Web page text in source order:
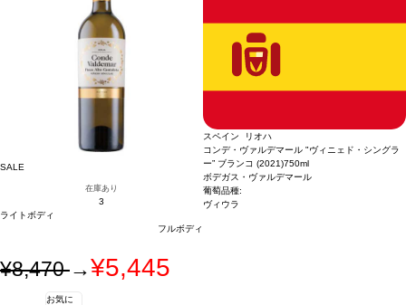
SALE
在庫あり
3
ライトボディ
フルボディ
スペイン リオハ
コンデ・ヴァルデマール "ヴィニェド・シングラ
ー” ブランコ (2021)750ml
ボデガス・ヴァルデマール
葡萄品種:
ヴィウラ
¥8,470→¥5,445
お気に